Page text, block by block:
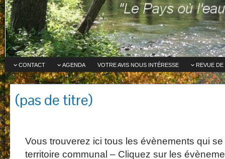
CONTACT AGENDA VOTRE AVIS NOUS INTÉRESSE REVUE DE
(pas de titre)
Vous trouverez ici tous les évènements qui
territoire communal – Cliquez sur les